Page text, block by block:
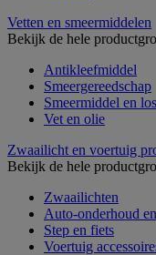
Vetten en smeermiddelen
Bekijk de hele
Antikleefmiddel
Smeergereedschap
Smeermiddel en
Vet en olie
Zwaailicht en voertuig
Bekijk de hele
Zwaailichten
Auto-onderhoud
Step en fiets
Voertuig